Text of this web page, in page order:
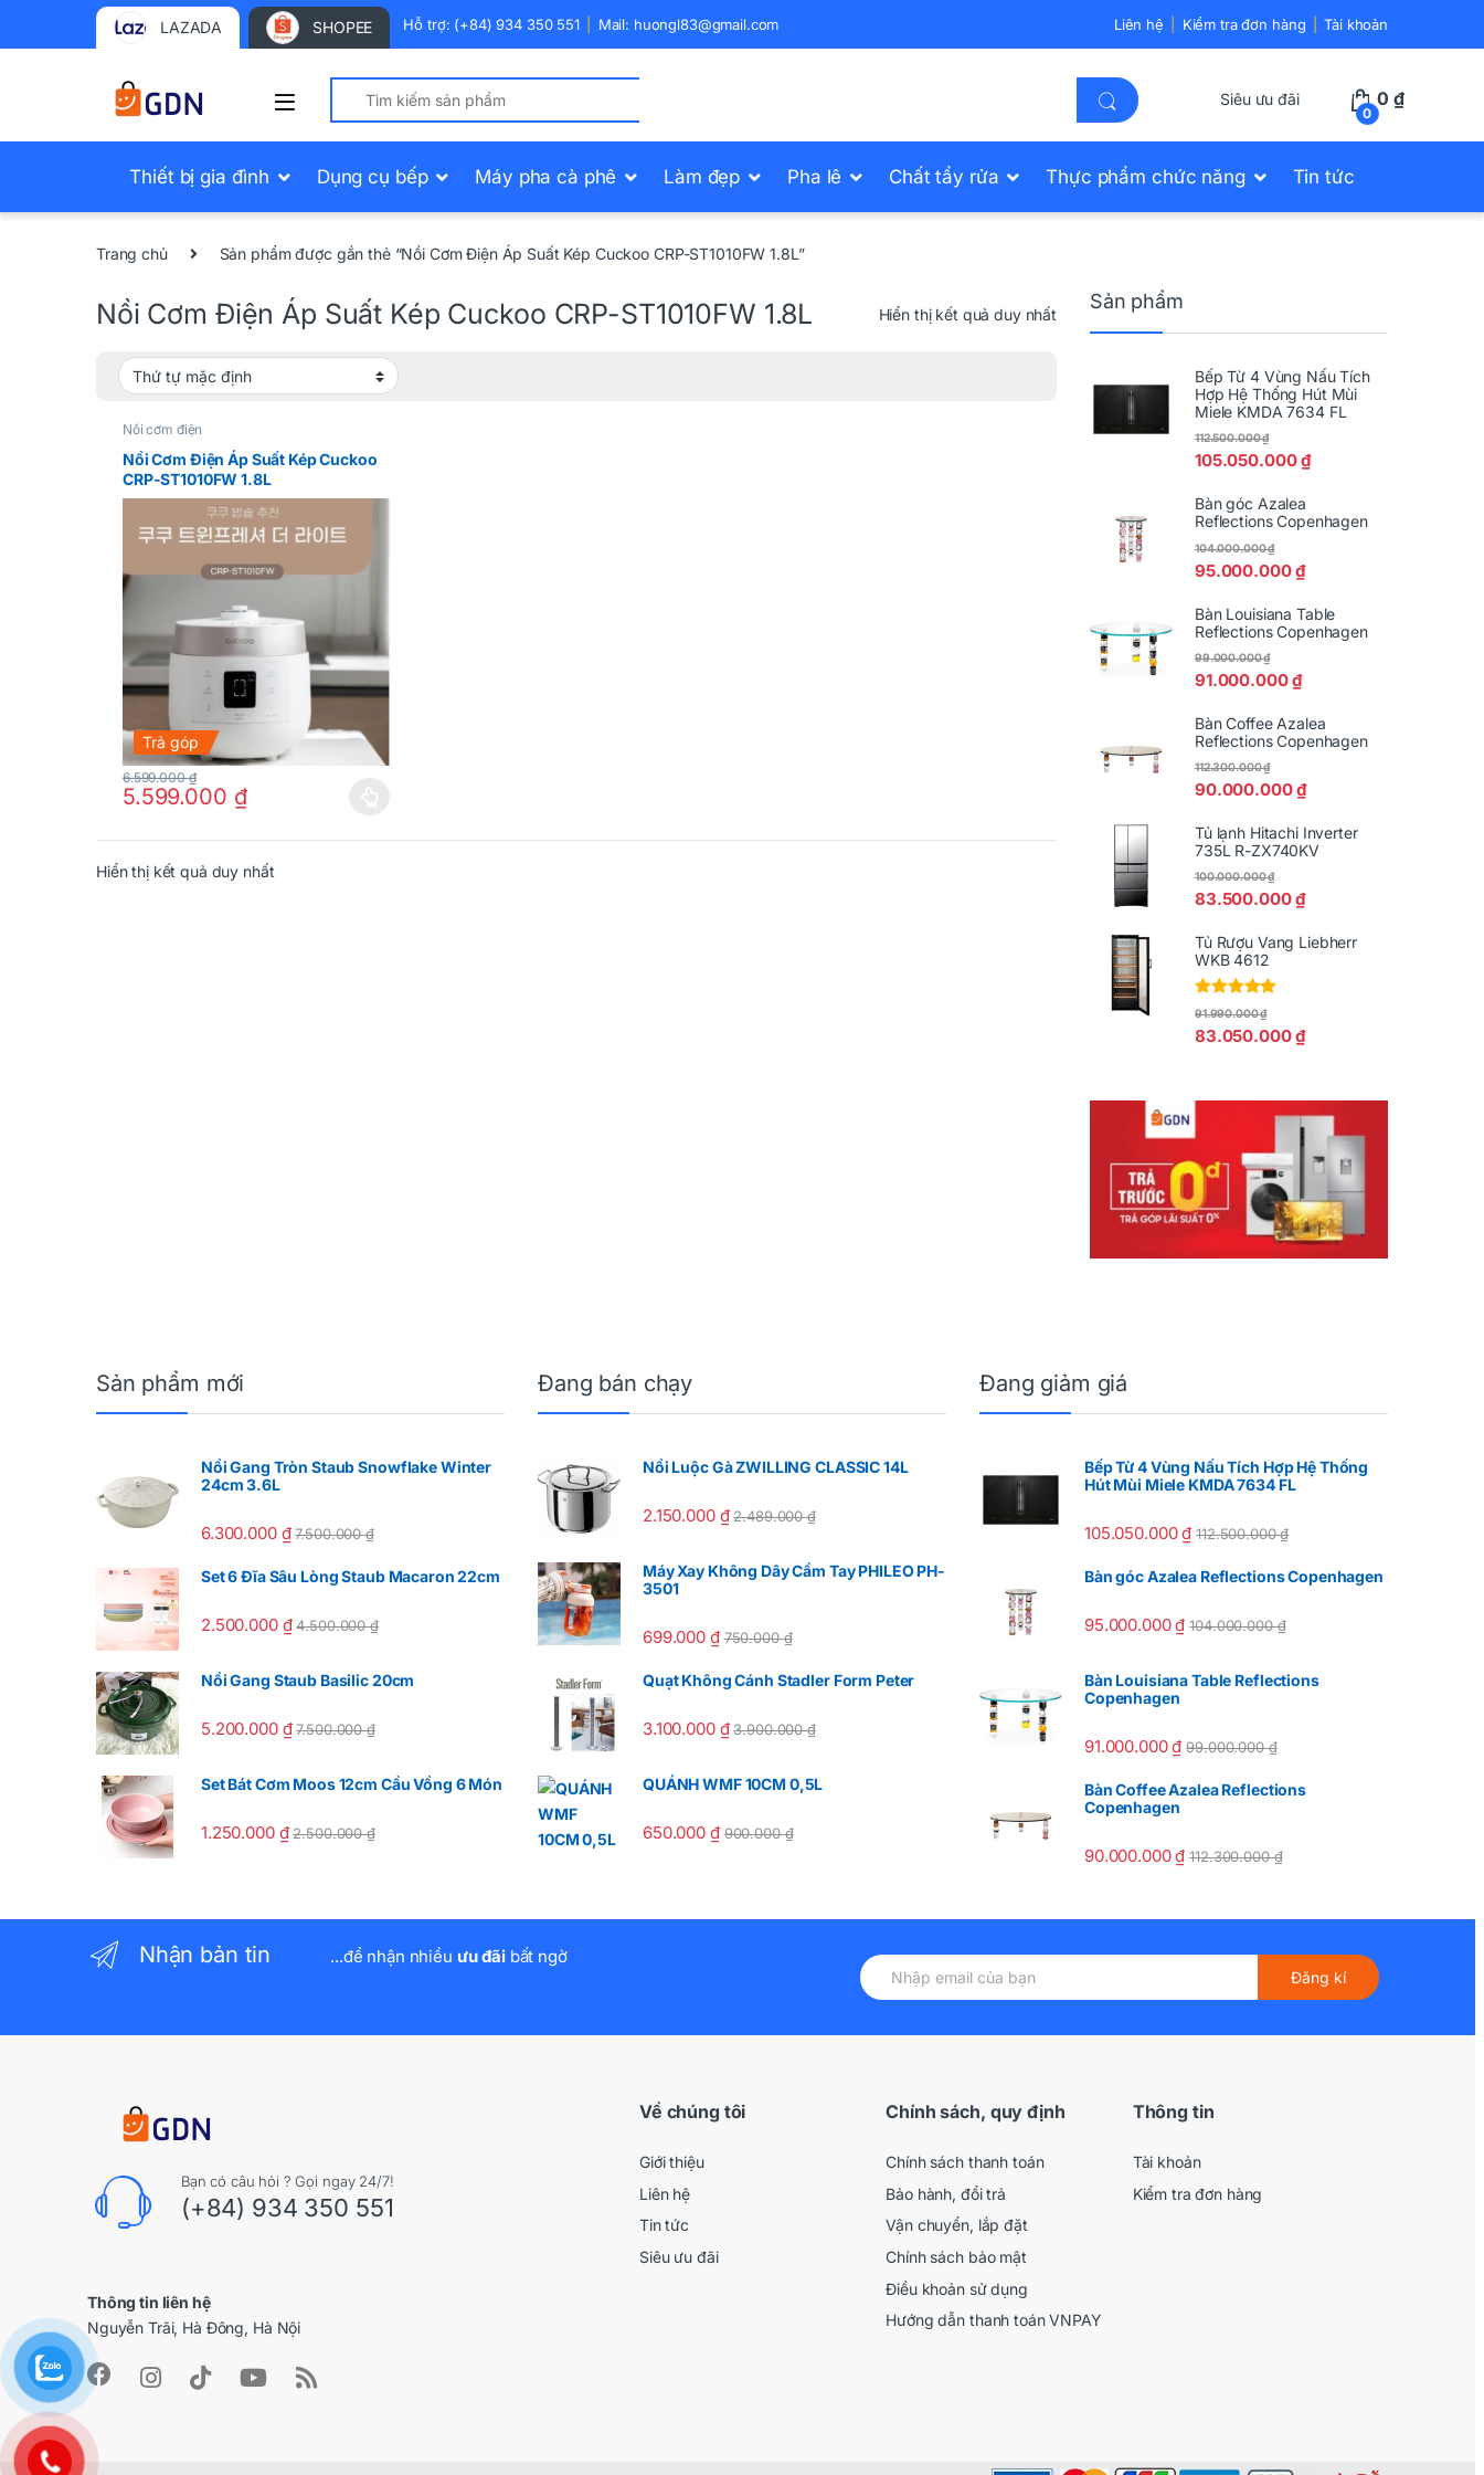
LAZADA SHOPEE Hỗ trợ: (+84) 934 350 551 Mail: huongl83@gmail.com Liên hệ Kiểm tra đơn hàng Tài khoản
Search for:
Siêu ưu đãi
0
0₫
Thiết bị gia đình Dụng cụ bếp Máy pha cà phê Làm đẹp Pha lê Chất tẩy rửa Thực phẩm chức năng Tin tức
Trang chủ Sản phẩm được gắn thẻ “Nồi Cơm Điện Áp Suất Kép Cuckoo CRP-ST1010FW 1.8L”
Nồi Cơm Điện Áp Suất Kép Cuckoo CRP-ST1010FW 1.8L Hiển thị kết quả duy nhất
Nồi cơm điện
Nồi Cơm Điện Áp Suất Kép Cuckoo
CRP-ST1010FW 1.8L
Trả góp
5.599.000 ₫
6.599.000₫
Sản phẩm này có nhiều biến thể. Các tùy chọn có thể được chọn trên trang sản phẩm
Hiển thị kết quả duy nhất
Sản phẩm
Bếp Từ 4 Vùng Nấu Tích
Hợp Hệ Thống Hút Mùi
Miele KMDA 7634 FL
105.050.000₫
112.500.000₫
Bàn góc Azalea
Reflections Copenhagen
95.000.000₫
104.000.000₫
Bàn Louisiana Table
Reflections Copenhagen
91.000.000₫
99.000.000₫
Bàn Coffee Azalea
Reflections Copenhagen
90.000.000₫
112.300.000₫
Tủ lạnh Hitachi Inverter
735L R-ZX740KV
83.500.000₫
100.000.000₫
Tủ Rượu Vang Liebherr
WKB 4612
Được xếp
5
sao
83.050.000₫
91.990.000₫
Sản phẩm mới
Nồi Gang Tròn Staub Snowflake Winter
24cm 3.6L
6.300.000 ₫ 7.500.000₫
Set 6 Đĩa Sâu Lòng Staub Macaron 22cm
2.500.000 ₫ 4.500.000₫
Nồi Gang Staub Basilic 20cm
5.200.000 ₫ 7.500.000₫
Set Bát Cơm Moos 12cm Cầu Vồng 6 Món
1.250.000 ₫ 2.500.000₫
Đang bán chạy
Nồi Luộc Gà ZWILLING CLASSIC 14L
2.150.000 ₫ 2.489.000₫
Máy Xay Không Dây Cầm Tay PHILEO PH-
3501
699.000 ₫ 750.000₫
Quạt Không Cánh Stadler Form Peter
3.100.000 ₫ 3.900.000₫
QUÁNH WMF 10CM 0,5L
650.000 ₫ 900.000₫
Đang giảm giá
Bếp Từ 4 Vùng Nấu Tích Hợp Hệ Thống
Hút Mùi Miele KMDA 7634 FL
105.050.000₫ 112.500.000₫
Bàn góc Azalea Reflections Copenhagen
95.000.000₫ 104.000.000₫
Bàn Louisiana Table Reflections
Copenhagen
91.000.000₫ 99.000.000₫
Bàn Coffee Azalea Reflections
Copenhagen
90.000.000₫ 112.300.000₫
Nhận bản tin ...để nhận nhiều ưu đãibất ngờ
Đăng kí
Bạn có câu hỏi ? Gọi ngay 24/7!
(+84) 934 350 551
Thông tin liên hệ
Nguyễn Trãi, Hà Đông, Hà Nội
Về chúng tôi
Giới thiệu
Liên hệ
Tin tức
Siêu ưu đãi
Chính sách, quy định
Chính sách thanh toán
Bảo hành, đổi trả
Vận chuyển, lắp đặt
Chính sách bảo mật
Điều khoản sử dụng
Hướng dẫn thanh toán VNPAY
Thông tin
Tài khoản
Kiểm tra đơn hàng